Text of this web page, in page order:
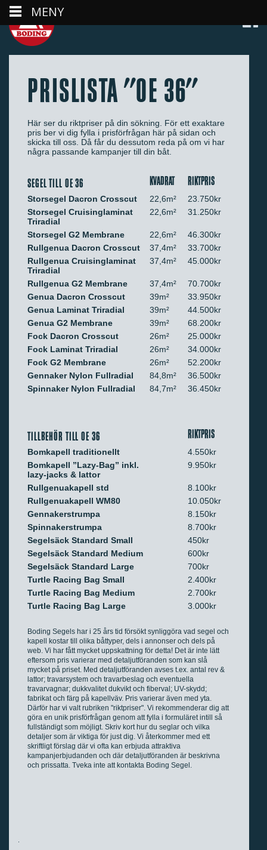
PRISLISTA "OE 36"
Här ser du riktpriser på din sökning. För ett exaktare
pris ber vi dig fylla i prisförfrågan här på sidan och
skicka till oss. Då får du dessutom reda på om vi har
några passande kampanjer till din båt.
SEGEL TILL OE 36 KVADRAT RIKTPRIS
Storsegel Dacron Crosscut 22,6m²
23.750kr
Storsegel Cruisinglaminat
Triradial
22,6m² 31.250kr
Storsegel G2 Membrane 22,6m²
46.300kr
Rullgenua Dacron Crosscut
37,4m²
33.700kr
Rullgenua Cruisinglaminat
Triradial
37,4m² 45.000kr
Rullgenua G2 Membrane 37,4m²
70.700kr
Genua Dacron Crosscut
39m²
33.950kr
Genua Laminat Triradial
39m²
44.500kr
Genua G2 Membrane
39m²
68.200kr
Fock Dacron Crosscut
26m²
25.000kr
Fock Laminat Triradial
26m²
34.000kr
Fock G2 Membrane
26m²
52.200kr
Gennaker Nylon Fullradial
84,8m²
36.500kr
Spinnaker Nylon Fullradial
84,7m² 36.450kr
TILLBEHÖR TILL OE 36 RIKTPRIS
Bomkapell traditionellt
4.550kr
Bomkapell ”Lazy-Bag” inkl.
lazy-jacks & lattor
9.950kr
Rullgenuakapell std
8.100kr
Rullgenuakapell WM80
10.050kr
Gennakerstrumpa
8.150kr
Spinnakerstrumpa
8.700kr
Segelsäck Standard Small
450kr
Segelsäck Standard Medium
600kr
Segelsäck Standard Large
700kr
Turtle Racing Bag Small
2.400kr
Turtle Racing Bag Medium
2.700kr
Turtle Racing Bag Large
3.000kr
Boding Segels har i 25 års tid försökt synliggöra vad segel och
kapell kostar till olika båttyper, dels i annonser och dels på
web. Vi har fått mycket uppskattning för detta! Det är inte lätt
eftersom pris varierar med detaljutföranden som kan slå
mycket på priset. Med detaljutföranden avses t.ex. antal rev &
lattor; travarsystem och travarbeslag och eventuella
travarvagnar; dukkvalitet dukvikt och fiberval; UV-skydd;
fabrikat och färg på kapellväv. Pris varierar även med yta.
Därför har vi valt rubriken "riktpriser". Vi rekommenderar dig att
göra en unik prisförfrågan genom att fylla i formuläret intill så
fullständigt som möjligt. Skriv kort hur du seglar och vilka
detaljer som är viktiga för just dig. Vi återkommer med ett
skriftligt förslag där vi ofta kan erbjuda attraktiva
kampanjerbjudanden och där detaljutföranden är beskrivna
och prissatta. Tveka inte att kontakta Boding Segel.
MENY